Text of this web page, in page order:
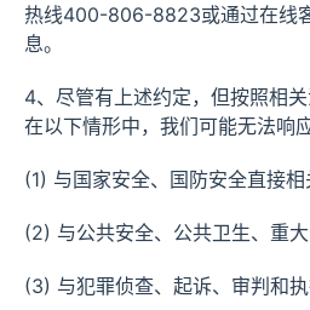
热线400-806-8823或通过在线
息。
4、尽管有上述约定，但按照相关
在以下情形中，我们可能无法响
(1) 与国家安全、国防安全直接相
(2) 与公共安全、公共卫生、重大
(3) 与犯罪侦查、起诉、审判和执